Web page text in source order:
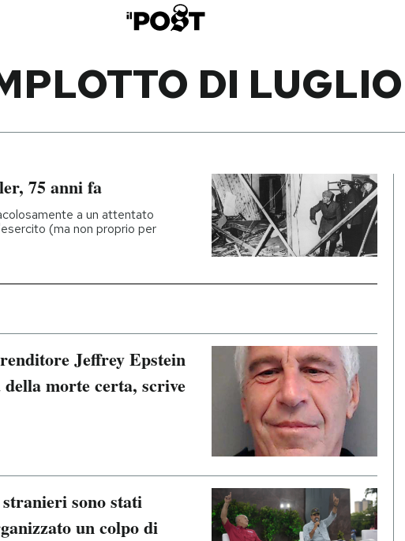
DI LUGLIO
75 anni fa
a un attentato
(ma non proprio per
Jeffrey Epstein
morte certa, scrive
sono stati
un colpo di